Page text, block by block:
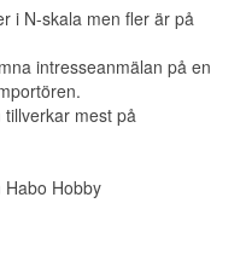
i N-skala men fler är på
intresseanmälan på en
mest på
Habo Hobby